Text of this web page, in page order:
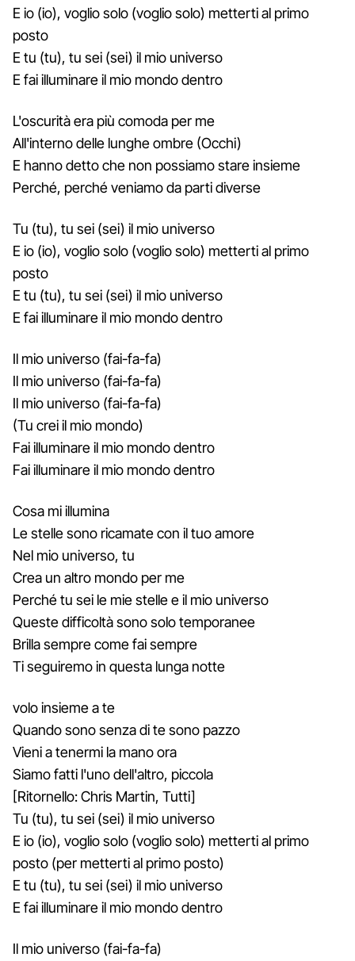
E io (io), voglio solo (voglio solo) metterti al primo
posto
E tu (tu), tu sei (sei) il mio universo
E fai illuminare il mio mondo dentro
L'oscurità era più comoda per me
All'interno delle lunghe ombre (Occhi)
E hanno detto che non possiamo stare insieme
Perché, perché veniamo da parti diverse
Tu (tu), tu sei (sei) il mio universo
E io (io), voglio solo (voglio solo) metterti al primo
posto
E tu (tu), tu sei (sei) il mio universo
E fai illuminare il mio mondo dentro
Il mio universo (fai-fa-fa)
Il mio universo (fai-fa-fa)
Il mio universo (fai-fa-fa)
(Tu crei il mio mondo)
Fai illuminare il mio mondo dentro
Fai illuminare il mio mondo dentro
Cosa mi illumina
Le stelle sono ricamate con il tuo amore
Nel mio universo, tu
Crea un altro mondo per me
Perché tu sei le mie stelle e il mio universo
Queste difficoltà sono solo temporanee
Brilla sempre come fai sempre
Ti seguiremo in questa lunga notte
volo insieme a te
Quando sono senza di te sono pazzo
Vieni a tenermi la mano ora
Siamo fatti l'uno dell'altro, piccola
[Ritornello: Chris Martin, Tutti]
Tu (tu), tu sei (sei) il mio universo
E io (io), voglio solo (voglio solo) metterti al primo
posto (per metterti al primo posto)
E tu (tu), tu sei (sei) il mio universo
E fai illuminare il mio mondo dentro
Il mio universo (fai-fa-fa)